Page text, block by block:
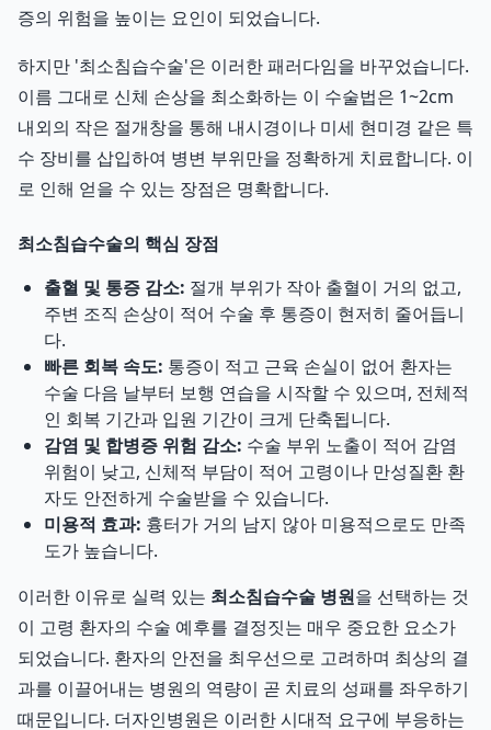
증의 위험을 높이는 요인이 되었습니다.
하지만 '최소침습수술'은 이러한 패러다임을 바꾸었습니다.
이름 그대로 신체 손상을 최소화하는 이 수술법은 1~2cm
내외의 작은 절개창을 통해 내시경이나 미세 현미경 같은 특
수 장비를 삽입하여 병변 부위만을 정확하게 치료합니다. 이
로 인해 얻을 수 있는 장점은 명확합니다.
최소침습수술의 핵심 장점
출혈 및 통증 감소: 절개 부위가 작아 출혈이 거의 없고,
주변 조직 손상이 적어 수술 후 통증이 현저히 줄어듭니
다.
빠른 회복 속도: 통증이 적고 근육 손실이 없어 환자는
수술 다음 날부터 보행 연습을 시작할 수 있으며, 전체적
인 회복 기간과 입원 기간이 크게 단축됩니다.
감염 및 합병증 위험 감소: 수술 부위 노출이 적어 감염
위험이 낮고, 신체적 부담이 적어 고령이나 만성질환 환
자도 안전하게 수술받을 수 있습니다.
미용적 효과: 흉터가 거의 남지 않아 미용적으로도 만족
도가 높습니다.
이러한 이유로 실력 있는 최소침습수술 병원을 선택하는 것
이 고령 환자의 수술 예후를 결정짓는 매우 중요한 요소가
되었습니다. 환자의 안전을 최우선으로 고려하며 최상의 결
과를 이끌어내는 병원의 역량이 곧 치료의 성패를 좌우하기
때문입니다. 더자인병원은 이러한 시대적 요구에 부응하는